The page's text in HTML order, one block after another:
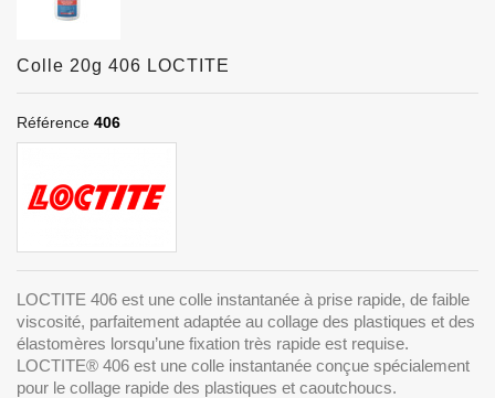
Colle 20g 406 LOCTITE
Référence 406
LOCTITE 406 est une colle instantanée à prise rapide, de faible
viscosité, parfaitement adaptée au collage des plastiques et des
élastomères lorsqu’une fixation très rapide est requise.
LOCTITE® 406 est une colle instantanée conçue spécialement
pour le collage rapide des plastiques et caoutchoucs.